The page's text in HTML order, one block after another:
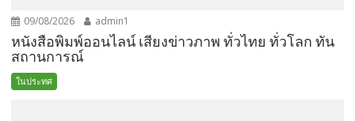
09/08/2026 admin1
หนังสือพิมพ์ออนไลน์ เสียงข่าวภาพ ทั่วไทย ทั่วโลก ทัน
สถานการณ์
ในประทศ